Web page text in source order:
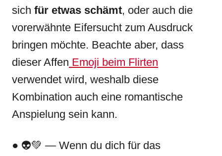
sich für etwas schämt, oder auch die
vorerwähnte Eifersucht zum Ausdruck
bringen möchte. Beachte aber, dass
dieser Affen Emoji beim Flirten
verwendet wird, weshalb diese
Kombination auch eine romantische
Anspielung sein kann.
● 👽💚 — Wenn du dich für das